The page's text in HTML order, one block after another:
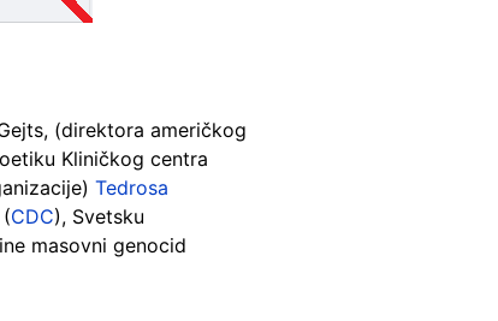
(direktora američkog
Kliničkog centra
Tedrosa
CDC), Svetsku
masovni genocid